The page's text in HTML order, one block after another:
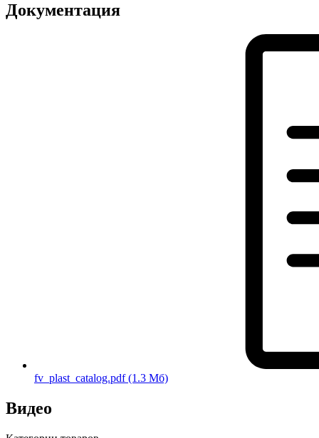
Документация
fv_plast_catalog.pdf(1.3 Мб)
Видео